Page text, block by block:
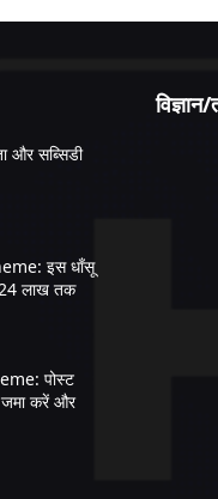
और सब्सिडी
इस धाँसू
लाख तक
पोस्ट
करें और